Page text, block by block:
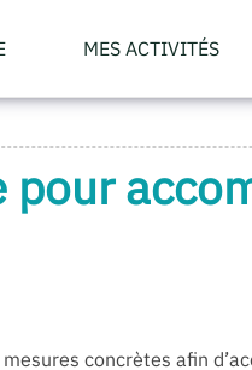
MES ACTIVITÉS
concrètes afin